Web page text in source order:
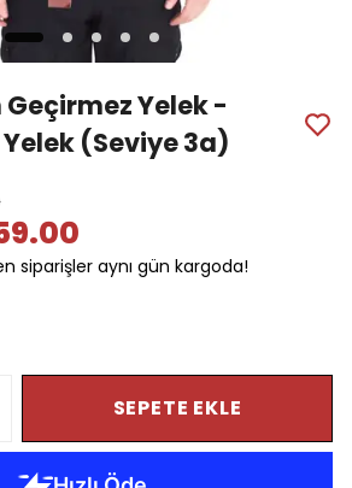
Yelek -
(Seviye 3a)
siparişler aynı gün kargoda!
SEPETE EKLE